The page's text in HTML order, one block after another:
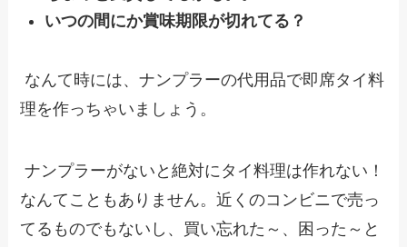
いつの間にか賞味期限が切れてる？
なんて時には、ナンプラーの代用品で即席タイ料
理を作っちゃいましょう。
ナンプラーがないと絶対にタイ料理は作れない！
なんてこともありません。近くのコンビニで売っ
てるものでもないし、買い忘れた～、困った～と